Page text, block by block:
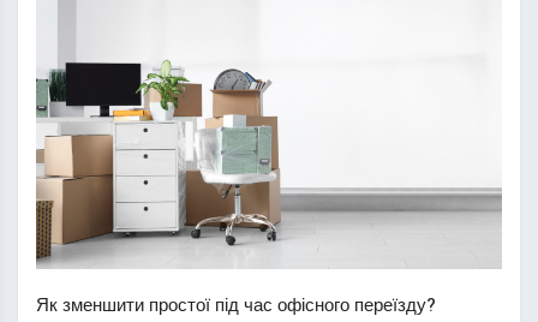
Як зменшити простої під час офісного переїзду?